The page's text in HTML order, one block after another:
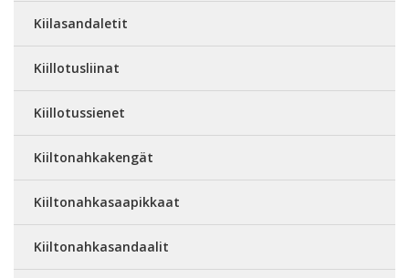
Kiilasandaletit
Kiillotusliinat
Kiillotussienet
Kiiltonahkakengät
Kiiltonahkasaapikkaat
Kiiltonahkasandaalit